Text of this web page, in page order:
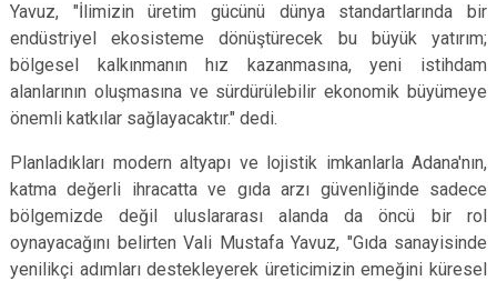
Yavuz, "İlimizin üretim gücünü dünya standartlarında bir
endüstriyel ekosisteme dönüştürecek bu büyük yatırım;
bölgesel kalkınmanın hız kazanmasına, yeni istihdam
alanlarının oluşmasına ve sürdürülebilir ekonomik büyümeye
önemli katkılar sağlayacaktır." dedi.
Planladıkları modern altyapı ve lojistik imkanlarla Adana'nın,
katma değerli ihracatta ve gıda arzı güvenliğinde sadece
bölgemizde değil uluslararası alanda da öncü bir rol
oynayacağını belirten Vali Mustafa Yavuz, "Gıda sanayisinde
yenilikçi adımları destekleyerek üreticimizin emeğini küresel